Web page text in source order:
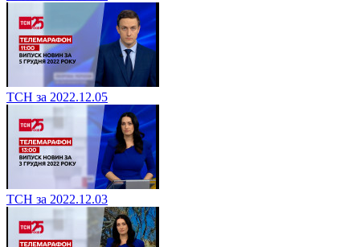
ТСН за 2022.12.05
ТСН за 2022.12.03